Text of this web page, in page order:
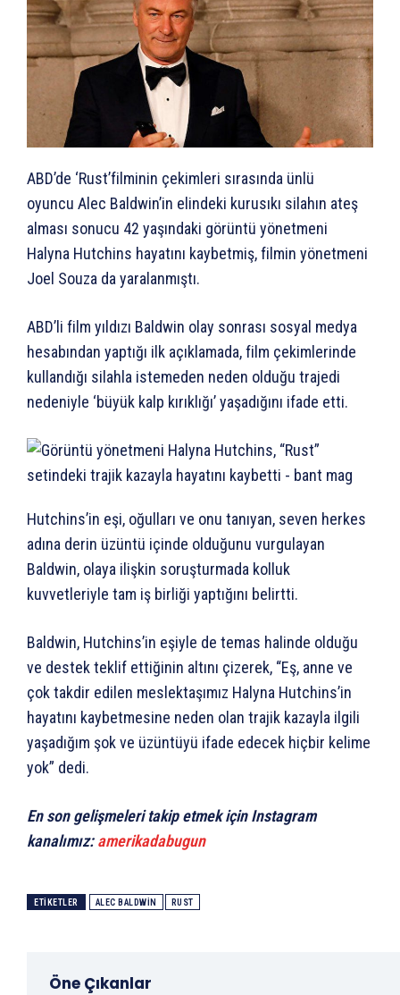
ABD’de ‘Rust’filminin çekimleri sırasında ünlü
oyuncu Alec Baldwin’in elindeki kurusıkı silahın ateş
alması sonucu 42 yaşındaki görüntü yönetmeni
Halyna Hutchins hayatını kaybetmiş, filmin yönetmeni
Joel Souza da yaralanmıştı.
ABD’li film yıldızı Baldwin olay sonrası sosyal medya
hesabından yaptığı ilk açıklamada, film çekimlerinde
kullandığı silahla istemeden neden olduğu trajedi
nedeniyle ‘büyük kalp kırıklığı’ yaşadığını ifade etti.
Hutchins’in eşi, oğulları ve onu tanıyan, seven herkes
adına derin üzüntü içinde olduğunu vurgulayan
Baldwin, olaya ilişkin soruşturmada kolluk
kuvvetleriyle tam iş birliği yaptığını belirtti.
Baldwin, Hutchins’in eşiyle de temas halinde olduğu
ve destek teklif ettiğinin altını çizerek, “Eş, anne ve
çok takdir edilen meslektaşımız Halyna Hutchins’in
hayatını kaybetmesine neden olan trajik kazayla ilgili
yaşadığım şok ve üzüntüyü ifade edecek hiçbir kelime
yok” dedi.
En son gelişmeleri takip etmek için Instagram
kanalımız:amerikadabugun
ETIKETLER ALEC BALDWIN RUST
Öne Çıkanlar